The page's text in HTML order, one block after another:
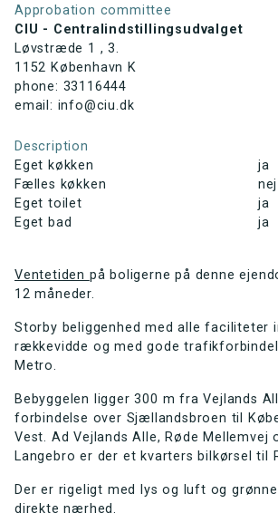
Approbation committee
CIU - Centralindstillingsudvalget
Løvstræde 1 , 3.
1152 København K
phone: 33116444
email: info@ciu.dk
Description
Eget køkken
ja
Fælles køkken
nej
Eget toilet
ja
Eget bad
ja
Ventetiden på boligerne på denne
12 måneder.
Storby beliggenhed med alle faciliteter
rækkevidde og med gode
Metro.
Bebyggelen ligger 300 m fra Vejlands
forbindelse over Sjællandsbroen til
Vest. Ad Vejlands Alle, Røde Mellemvej
Langebro er der et kvarters bilkørsel til
Der er rigeligt med lys og luft og
direkte nærhed.